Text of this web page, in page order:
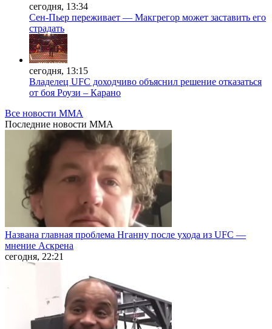
сегодня, 13:34
Сен-Пьер переживает — Макгрегор может заставить его
страдать
сегодня, 13:15
Владелец UFC доходчиво объяснил решение отказаться
от боя Роузи – Карано
Все новости MMA
Последние новости MMA
Названа главная проблема Нганну после ухода из UFC —
мнение Аскрена
сегодня, 22:21